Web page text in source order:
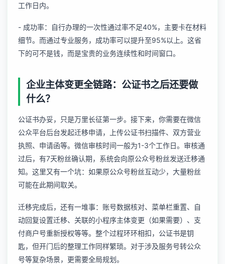
工作日内。
- 成功率：自行办理的一次性通过率不足40%，主要卡在材料
细节。而通过专业服务，成功率可以提升至95%以上。这省
下的可不是钱，而是宝贵的业务连续性和时间窗口。
企业主体变更全链路：公证书之后还要做
什么？
公证书办妥，只是万里长征第一步。接下来，你需要在微信
公众平台后台发起迁移申请，上传公证书扫描件、双方营业
执照、申请函等。微信审核时间一般为1-3个工作日。审核通
过后，有7天粉丝确认期，系统会向原公众号粉丝发送迁移通
知。这里又有一个坑：如果原公众号粉丝互动少，大量粉丝
可能在此期间取关。
迁移完成后，还有一堆事：账号数据核对、菜单栏重置、自
动回复设置迁移、关联的小程序主体变更 （如果需要）、支
付商户号重新授权等等。整个过程环环相扣，公证书是钥
匙，但开门后的整理工作同样繁琐。对于涉及服务号转公众
号等复杂场景，更需要全局规划。